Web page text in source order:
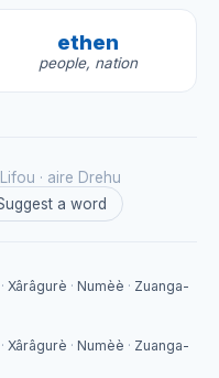
ethen
people, nation
Lifou · aire Drehu
a word
· Xârâgurè · Numèè · Zuanga-
· Xârâgurè · Numèè · Zuanga-